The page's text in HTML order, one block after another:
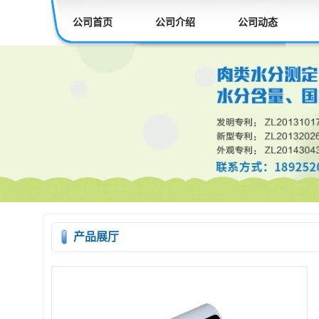
公司首页 公司介绍 公司动态